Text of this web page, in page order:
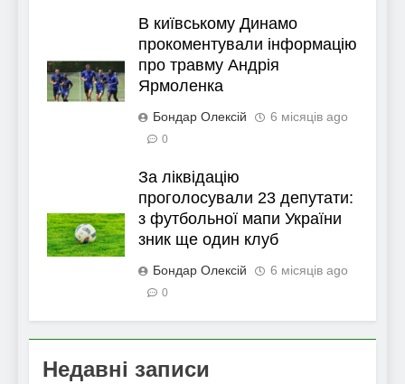
В київському Динамо
прокоментували інформацію
про травму Андрія
Ярмоленка
Бондар Олексій 6 місяців ago
0
За ліквідацію
проголосували 23 депутати:
з футбольної мапи України
зник ще один клуб
Бондар Олексій 6 місяців ago
0
Недавні записи